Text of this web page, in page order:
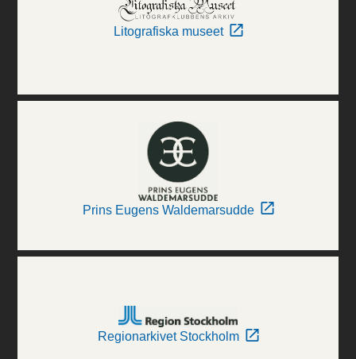
Litografiska museet
Prins Eugens Waldemarsudde
Regionarkivet Stockholm